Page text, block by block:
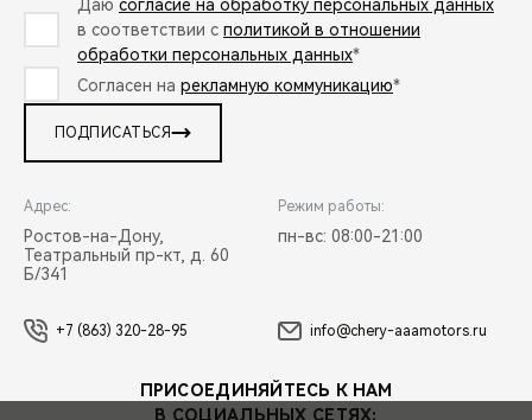
Даю согласие на обработку персональных данных
в соответствии с политикой в отношении
обработки персональных данных*
Согласен на рекламную коммуникацию*
ПОДПИСАТЬСЯ
Адрес:
Ростов-на-Дону,
Театральный пр-кт, д. 60
Б/341
Режим работы:
пн-вс: 08:00-21:00
+7 (863) 320-28-95 info@chery-aaamotors.ru
ПРИСОЕДИНЯЙТЕСЬ К НАМ
В СОЦИАЛЬНЫХ СЕТЯХ: